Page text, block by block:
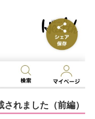
れました（前編）